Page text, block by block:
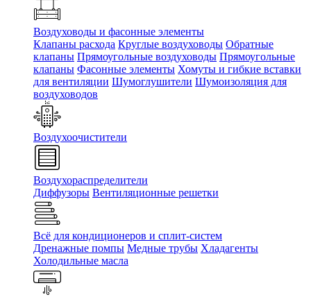
Воздуховоды и фасонные элементы
Клапаны расхода Круглые воздуховоды Обратные
клапаны Прямоугольные воздуховоды Прямоугольные
клапаны Фасонные элементы Хомуты и гибкие вставки
для вентиляции Шумоглушители Шумоизоляция для
воздуховодов
Воздухоочистители
Воздухораспределители
Диффузоры Вентиляционные решетки
Всё для кондиционеров и сплит-систем
Дренажные помпы Медные трубы Хладагенты
Холодильные масла